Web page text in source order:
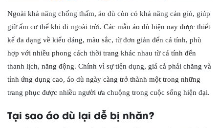
Ngoài khả năng chống thấm, áo dù còn có khả năng cản gió, giúp
giữ ấm cơ thể khi đi ngoài trời. Các mẫu áo dù hiện nay được thiết
kế đa dạng về kiểu dáng, màu sắc, từ đơn giản đến cá tính, phù
hợp với nhiều phong cách thời trang khác nhau từ cá tính đến
thanh lịch, năng động. Chính vì sự tiện dụng, giá cả phải chăng và
tính ứng dụng cao, áo dù ngày càng trở thành một trong những
trang phục được nhiều người ưa chuộng trong cuộc sống hiện đại.
Tại sao áo dù lại dễ bị nhăn?